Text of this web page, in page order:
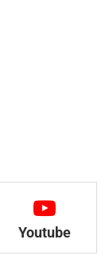
Youtube